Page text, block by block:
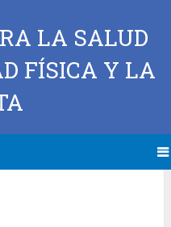
LA SALUD
FÍSICA Y LA